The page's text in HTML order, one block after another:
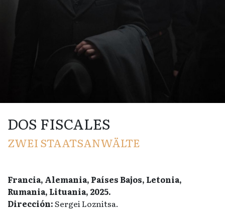
DOS FISCALES
ZWEI STAATSANWÄLTE
Francia, Alemania, Países Bajos, Letonia,
Rumania, Lituania, 2025.
Dirección:Sergei Loznitsa.